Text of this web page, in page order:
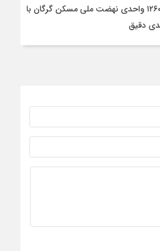
شتاب در اجرای پروژه ۱۲۶۰ واحدی نهضت ملی مسکن گرگان با
دقیق